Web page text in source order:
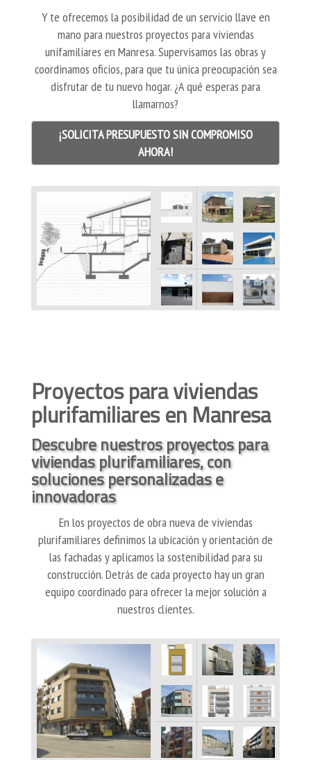
Y te ofrecemos la posibilidad de un servicio llave en
mano para nuestros proyectos para viviendas
unifamiliares en Manresa. Supervisamos las obras y
coordinamos oficios, para que tu única preocupación sea
disfrutar de tu nuevo hogar. ¿A qué esperas para
llamarnos?
¡SOLICITA PRESUPUESTO SIN COMPROMISO
AHORA!
Proyectos para viviendas
plurifamiliares en Manresa
Descubre nuestros proyectos para
viviendas plurifamiliares, con
soluciones personalizadas e
innovadoras
En los proyectos de obra nueva de viviendas
plurifamiliares definimos la ubicación y orientación de
las fachadas y aplicamos la sostenibilidad para su
construcción. Detrás de cada proyecto hay un gran
equipo coordinado para ofrecer la mejor solución a
nuestros clientes.